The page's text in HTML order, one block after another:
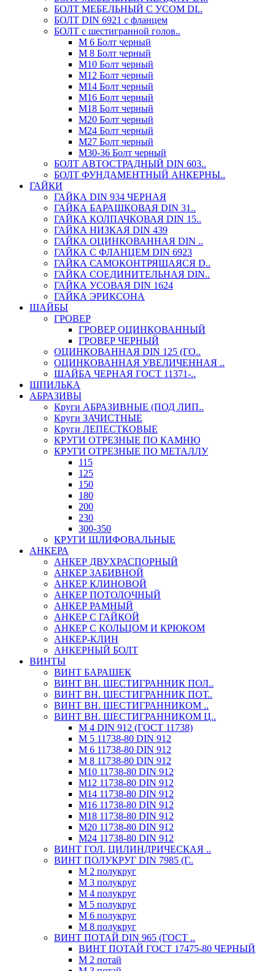
БОЛТ МЕБЕЛЬНЫЙ С УСОМ DI..
БОЛТ DIN 6921 c фланцем
БОЛТ с шестигранной голов..
М 6 Болт черный
М 8 Болт черный
М10 Болт черный
М12 Болт черный
М14 Болт черный
М16 Болт черный
М18 Болт черный
М20 Болт черный
М24 Болт черный
М27 Болт черный
М30-36 Болт черный
БОЛТ АВТОСТРАДНЫЙ DIN 603..
БОЛТ ФУНДАМЕНТНЫЙ АНКЕРНЫ..
ГАЙКИ
ГАЙКА DIN 934 ЧЕРНАЯ
ГАЙКА БАРАШКОВАЯ DIN 31..
ГАЙКА КОЛПАЧКОВАЯ DIN 15..
ГАЙКА НИЗКАЯ DIN 439
ГАЙКА ОЦИНКОВАННАЯ DIN ..
ГАЙКА С ФЛАНЦЕМ DIN 6923
ГАЙКА САМОКОНТРЯЩАЯСЯ D..
ГАЙКА СОЕДИНИТЕЛЬНАЯ DIN..
ГАЙКА УСОВАЯ DIN 1624
ГАЙКА ЭРИКСОНА
ШАЙБЫ
ГРОВЕР
ГРОВЕР ОЦИНКОВАННЫЙ
ГРОВЕР ЧЕРНЫЙ
ОЦИНКОВАННАЯ DIN 125 (ГО..
ОЦИНКОВАННАЯ УВЕЛИЧЕННАЯ ..
ШАЙБА ЧЕРНАЯ ГОСТ 11371-..
ШПИЛЬКА
АБРАЗИВЫ
Круги АБРАЗИВНЫЕ (ПОД ЛИП..
Круги ЗАЧИСТНЫЕ
Круги ЛЕПЕСТКОВЫЕ
КРУГИ ОТРЕЗНЫЕ ПО КАМНЮ
КРУГИ ОТРЕЗНЫЕ ПО МЕТАЛЛУ
115
125
150
180
200
230
300-350
КРУГИ ШЛИФОВАЛЬНЫЕ
АНКЕРА
АНКЕР ДВУХРАСПОРНЫЙ
АНКЕР ЗАБИВНОЙ
АНКЕР КЛИНОВОЙ
АНКЕР ПОТОЛОЧНЫЙ
АНКЕР РАМНЫЙ
АНКЕР С ГАЙКОЙ
АНКЕР С КОЛЬЦОМ И КРЮКОМ
АНКЕР-КЛИН
АНКЕРНЫЙ БОЛТ
ВИНТЫ
ВИНТ БАРАШЕК
ВИНТ ВН. ШЕСТИГРАННИК ПОЛ..
ВИНТ ВН. ШЕСТИГРАННИК ПОТ..
ВИНТ ВН. ШЕСТИГРАННИКОМ ..
ВИНТ ВН. ШЕСТИГРАННИКОМ Ц..
М 4 DIN 912 (ГОСТ 11738)
М 5 11738-80 DIN 912
М 6 11738-80 DIN 912
М 8 11738-80 DIN 912
М10 11738-80 DIN 912
М12 11738-80 DIN 912
М14 11738-80 DIN 912
М16 11738-80 DIN 912
М18 11738-80 DIN 912
М20 11738-80 DIN 912
М24 11738-80 DIN 912
ВИНТ ГОЛ. ЦИЛИНДРИЧЕСКАЯ ..
ВИНТ ПОЛУКРУГ DIN 7985 (Г..
М 2 полукруг
М 3 полукруг
М 4 полукруг
М 5 полукруг
М 6 полукруг
М 8 полукруг
ВИНТ ПОТАЙ DIN 965 (ГОСТ ..
ВИНТ ПОТАЙ ГОСТ 17475-80 ЧЕРНЫЙ
М 2 потай